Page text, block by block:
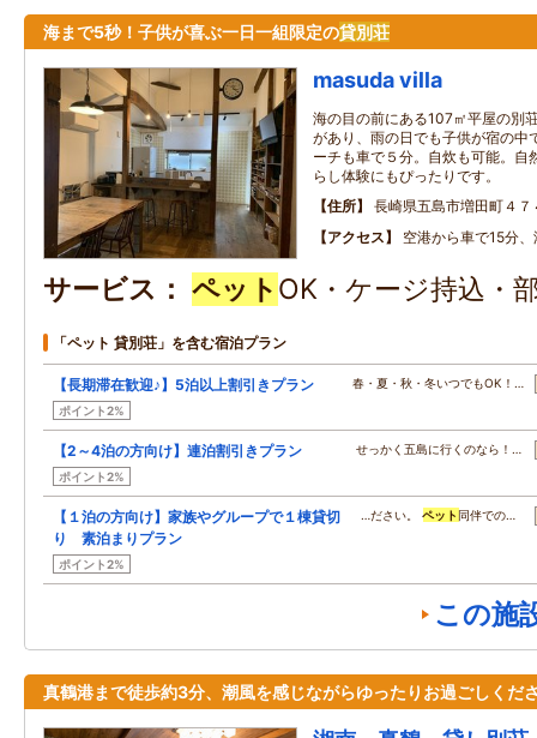
海まで5秒！子供が喜ぶ一日一組限定の貸別荘
masuda villa
海の目の前にある107㎡平屋の別
があり、雨の日でも子供が宿の中
ーチも車で５分。自炊も可能。自
らし体験にもぴったりです。
住所
長崎県五島市増田町４７
アクセス
空港から車で15分
サービス ペット OK・ケージ持込・
「ペット 貸別荘」を含む宿泊プラン
【長期滞在歓迎♪】5泊以上割引きプラン
ポイント2%
春・夏・秋・冬いつでもOK！…
【2～4泊の方向け】連泊割引きプラン
ポイント2%
せっかく五島に行くのなら！…
【１泊の方向け】家族やグループで１棟貸切
り 素泊まりプラン
ポイント2%
…ださい。ペット 同伴での…
この施
真鶴港まで徒歩約3分、潮風を感じながらゆったりお過ごしくだ